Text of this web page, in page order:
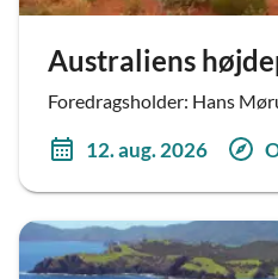
Australiens
Foredragsholder: Hans
12. aug. 2026